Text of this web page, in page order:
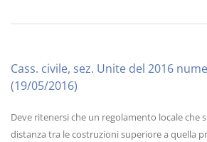
Cass. civile, sez. Unite del 2016
(19/05/2016)
Deve ritenersi che un regolamento locale che
distanza tra le costruzioni superiore a quella